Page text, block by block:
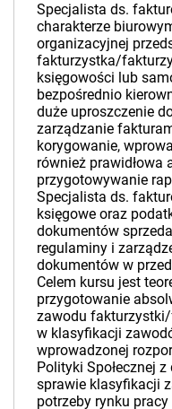
Specjalista ds.
charakterze
organizacyjnej
fakturzystka/
księgowości lub
bezpośrednio
duże uproszczenie
zarządzanie
korygowanie,
również prawidłowa
przygotowywanie
Specjalista ds.
księgowe oraz
dokumentów
regulaminy i
dokumentów w
Celem kursu jest
przygotowanie
zawodu fakturzystki/
w klasyfikacji
wprowadzonej
Polityki Społecznej
sprawie klasyfikacji
potrzeby rynku